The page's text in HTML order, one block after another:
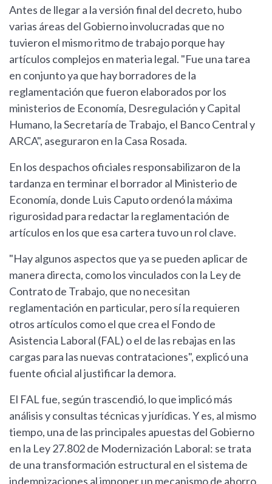
Antes de llegar a la versión final del decreto, hubo
varias áreas del Gobierno involucradas que no
tuvieron el mismo ritmo de trabajo porque hay
artículos complejos en materia legal. "Fue una tarea
en conjunto ya que hay borradores de la
reglamentación que fueron elaborados por los
ministerios de Economía, Desregulación y Capital
Humano, la Secretaría de Trabajo, el Banco Central y
ARCA", aseguraron en la Casa Rosada.
En los despachos oficiales responsabilizaron de la
tardanza en terminar el borrador al Ministerio de
Economía, donde Luis Caputo ordenó la máxima
rigurosidad para redactar la reglamentación de
artículos en los que esa cartera tuvo un rol clave.
"Hay algunos aspectos que ya se pueden aplicar de
manera directa, como los vinculados con la Ley de
Contrato de Trabajo, que no necesitan
reglamentación en particular, pero sí la requieren
otros artículos como el que crea el Fondo de
Asistencia Laboral (FAL) o el de las rebajas en las
cargas para las nuevas contrataciones", explicó una
fuente oficial al justificar la demora.
El FAL fue, según trascendió, lo que implicó más
análisis y consultas técnicas y jurídicas. Y es, al mismo
tiempo, una de las principales apuestas del Gobierno
en la Ley 27.802 de Modernización Laboral: se trata
de una transformación estructural en el sistema de
indemnizaciones al imponer un mecanismo de ahorro